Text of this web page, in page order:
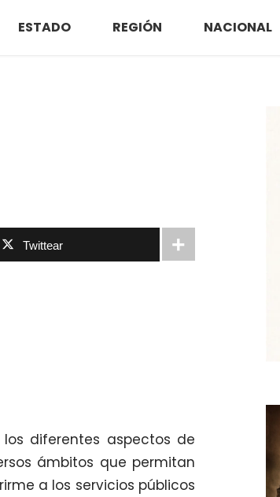
ESTADO REGIÓN NACIONAL
Twittear
diferentes aspectos de
ámbitos que permitan
a los servicios públicos